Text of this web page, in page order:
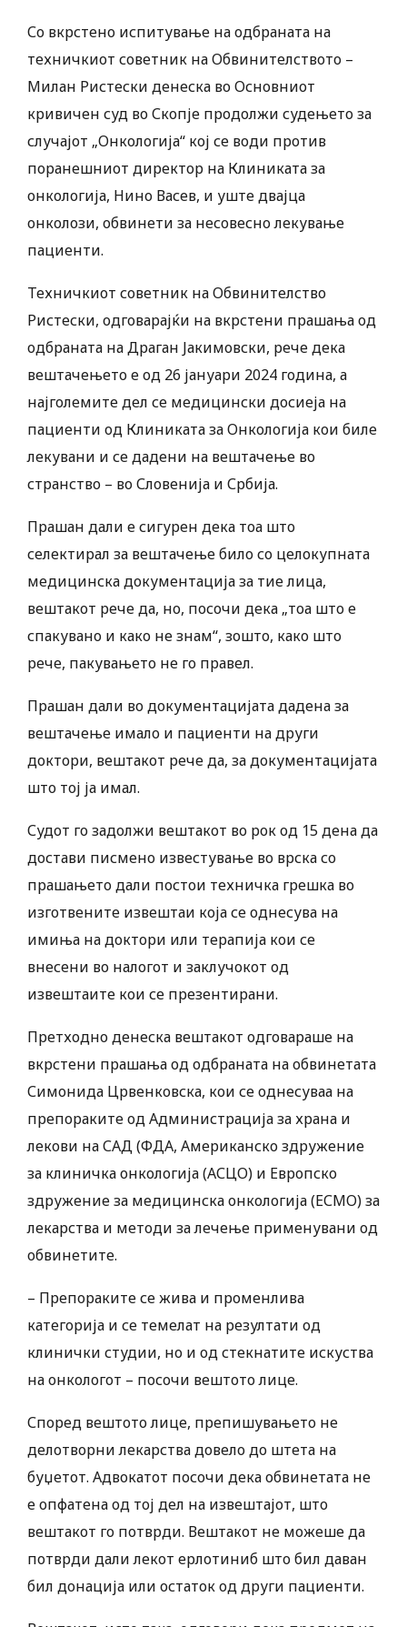
Со вкрстено испитување на одбраната на
техничкиот советник на Обвинителството –
Милан Ристески денеска во Основниот
кривичен суд во Скопје продолжи судењето за
случајот „Онкологија“ кој се води против
поранешниот директор на Клиниката за
онкологија, Нино Васев, и уште двајца
онколози, обвинети за несовесно лекување
пациенти.
Техничкиот советник на Обвинителство
Ристески, одговарајќи на вкрстени прашања од
одбраната на Драган Јакимовски, рече дека
вештачењето е од 26 јануари 2024 година, а
најголемите дел се медицински досиеја на
пациенти од Клиниката за Онкологија кои биле
лекувани и се дадени на вештачење во
странство – во Словенија и Србија.
Прашан дали е сигурен дека тоа што
селектирал за вештачење било со целокупната
медицинска документација за тие лица,
вештакот рече да, но, посочи дека „тоа што е
спакувано и како не знам“, зошто, како што
рече, пакувањето не го правел.
Прашан дали во документацијата дадена за
вештачење имало и пациенти на други
доктори, вештакот рече да, за документацијата
што тој ја имал.
Судот го задолжи вештакот во рок од 15 дена да
достави писмено известување во врска со
прашањето дали постои техничка грешка во
изготвените извештаи која се однесува на
имиња на доктори или терапија кои се
внесени во налогот и заклучокот од
извештаите кои се презентирани.
Претходно денеска вештакот одговараше на
вкрстени прашања од одбраната на обвинетата
Симонида Црвенковска, кои се однесуваа на
препораките од Администрација за храна и
лекови на САД (ФДА, Американско здружение
за клиничка онкологија (АСЦО) и Европско
здружение за медицинска онкологија (ЕСМО) за
лекарства и методи за лечење применувани од
обвинетите.
– Препораките се жива и променлива
категорија и се темелат на резултати од
клинички студии, но и од стекнатите искуства
на онкологот – посочи вештото лице.
Според вештото лице, препишувањето не
делотворни лекарства довело до штета на
буџетот. Адвокатот посочи дека обвинетата не
е опфатена од тој дел на извештајот, што
вештакот го потврди. Вештакот не можеше да
потврди дали лекот ерлотиниб што бил даван
бил донација или остаток од други пациенти.